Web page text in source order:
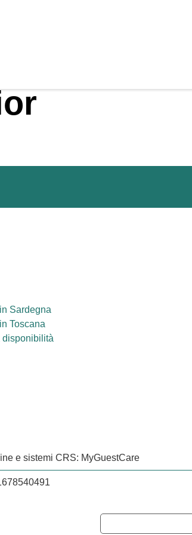
Sardegna
Toscana
disponibilità
e sistemi CRS: MyGuestCare